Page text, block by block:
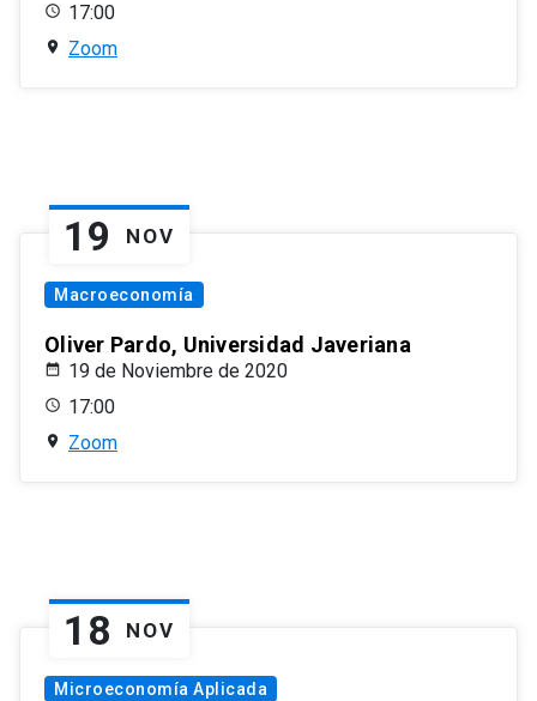
17:00
Zoom
19 NOV
Macroeconomía
Oliver Pardo, Universidad Javeriana
19 de Noviembre de 2020
17:00
Zoom
18 NOV
Microeconomía Aplicada